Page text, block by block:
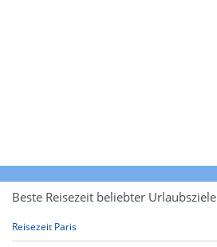
Beste Reisezeit beliebter Urlaubsziele
Reisezeit Paris